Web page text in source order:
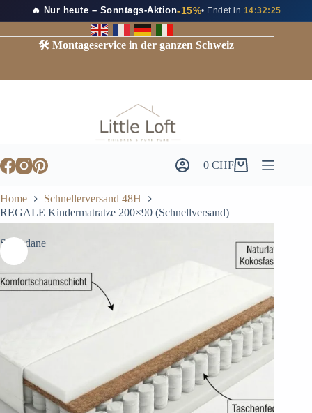
🔥 Nur heute – Sonntags-Aktion-15%• Endet in 14:32:24
🛠️ Montageservice in der ganzen Schweiz
0CHF
Home
Schnellerversand 48H
REGALE Kindermatratze 200×90 (Schnellversand)
Sprzedane